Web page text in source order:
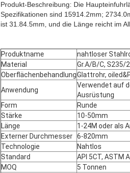
Produkt-Beschreibung: Die
Spezifikationen sind 15914.2mm;
ist 31.84.5mm, und die Länge reicht im
Produktname
nahtloser
Material
Gr.A/B/C, S235/
OberflächenbehandlungGlattrohr,
Anwendung
Verwendet auf
Ausrüstung
Form
Runde
Stärke
10-50mm
Länge
1-24M oder als
Externer Durchmesser 6-820mm
Technologie
Nahtlos
Standard
API 5CT, ASTM
MOQ
5 Tonnen